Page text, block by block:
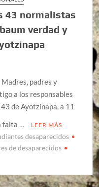
43 normalistas
verdad y
Madres, padres y
a los responsables
de Ayotzinapa, a 11
falta …
LEER MÁS
desaparecidos
de desaparecidos